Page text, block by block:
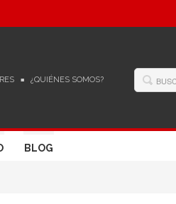
¿QUIÉNES SOMOS?
BLOG